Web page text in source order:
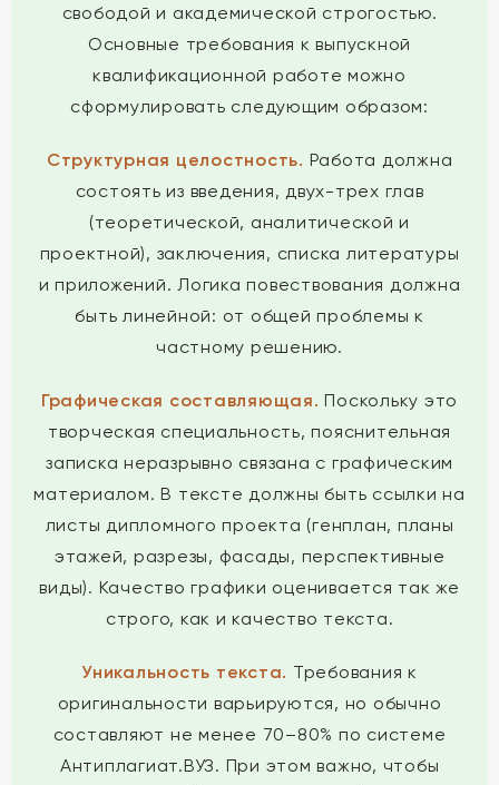
свободой и академической строгостью.
Основные требования к выпускной
квалификационной работе можно
сформулировать следующим образом:
Структурная целостность. Работа должна
состоять из введения, двух-трех глав
(теоретической, аналитической и
проектной), заключения, списка литературы
и приложений. Логика повествования должна
быть линейной: от общей проблемы к
частному решению.
Графическая составляющая. Поскольку это
творческая специальность, пояснительная
записка неразрывно связана с графическим
материалом. В тексте должны быть ссылки на
листы дипломного проекта (генплан, планы
этажей, разрезы, фасады, перспективные
виды). Качество графики оценивается так же
строго, как и качество текста.
Уникальность текста. Требования к
оригинальности варьируются, но обычно
составляют не менее 70–80% по системе
Антиплагиат.ВУЗ. При этом важно, чтобы